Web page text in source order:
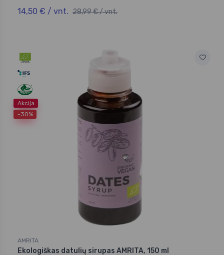
14,50 € / vnt. 28,99 € / vnt.
Akcija
-30%
AMRITA
Ekologiškas datulių sirupas AMRITA, 150 ml